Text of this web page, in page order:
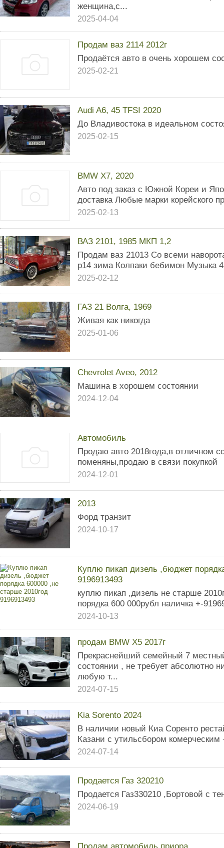
женщина,с...
2025-04-04
Продам ваз 2114 2012г
Продаётся авто в очень хорошем
2025-02-21
Audi A6, 45 TFSI 2020
До Владивостока в идеальном
2025-02-15
BMW X7, 2020
Авто под заказ с Южной Кореи и
доставка Любые марки корейского
2025-02-13
ВАЗ 2101, 1985 МКП 1,2
Продам ваз 21013 Со всеми
р14 зима Колпаки бебимон Музыка
2025-02-12
ГАЗ 21 Волга, 1969
Живая как никогда
2025-01-06
Chevrolet Aveo, 2012
Машина в хорошем состоянии
2024-12-04
Автомобиль
Продаю авто 2018года,в отличном
поменяны,продаю в связи покупкой
2024-12-01
2013
Форд транзит
2024-10-17
Куплю пикап дизель ,бюджет
9196913493
куплю пикап ,дизель не старше
порядка 600 000рубл наличка +-
2024-10-13
продам BMW X5 2017г
Прекраснейший семейный 7
состоянии , не требует абсолютно
любую т...
2024-07-15
Kia Sorento 2024
В наличии новый Киа Соренто
Казани с утильсбором комерческим
2024-07-14
Продается Газ 320210
Продается Газ330210 ,Бортовой с
2024-06-19
Продам автомобиль приора